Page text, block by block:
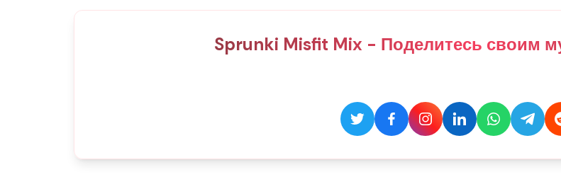
Sprunki Misfit Mix - Поделитесь своим